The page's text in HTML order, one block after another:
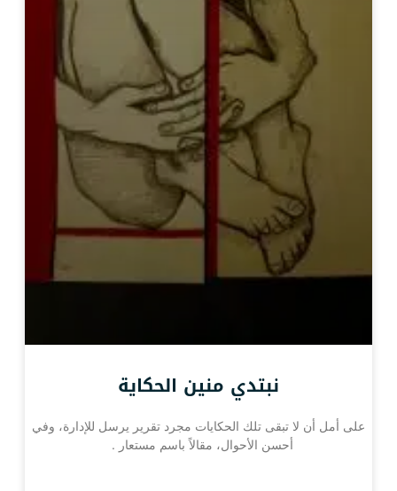
نبتدي منين الحكاية
على أمل أن لا تبقى تلك الحكايات مجرد تقرير يرسل للإدارة، وفي
أحسن الأحوال، مقالاً باسم مستعار .